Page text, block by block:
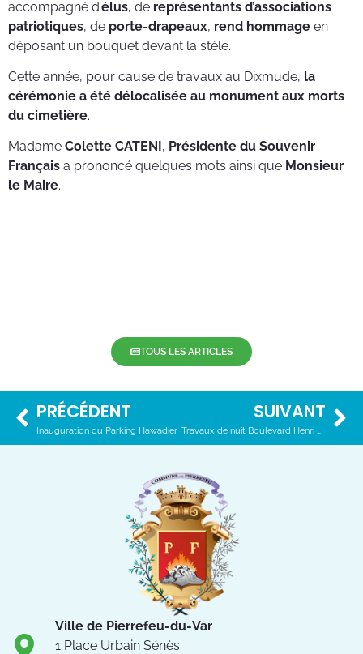
accompagné d’élus, de représentants d’associations
patriotiques, de porte-drapeaux, rend hommage en
déposant un bouquet devant la stèle.
Cette année, pour cause de travaux au Dixmude, la
cérémonie a été délocalisée au monument aux morts
du cimetière.
Madame Colette CATENI , Présidente du Souvenir
Français a prononcé quelques mots ainsi que Monsieur
le Maire.
TOUS LES ARTICLES
PRÉCÉDENT
Inauguration du Parking Hawadier
SUIVANT
Ville de Pierrefeu-du-Var
1 Place Urbain Sénès